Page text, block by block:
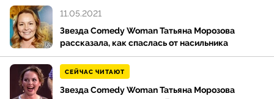
Звезда Comedy Woman Татьяна Морозова
рассказала, как спаслась от насильника
11.05.2021
СЕЙЧАС ЧИТАЮТ
Звезда Comedy Woman Татьяна Морозова